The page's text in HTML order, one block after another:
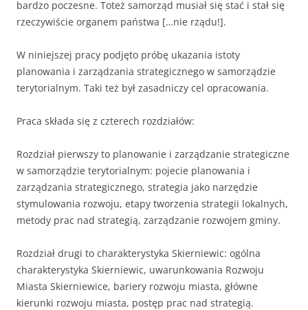
bardzo poczesne. Toteż samorząd musiał się stać i stał się
rzeczywiście organem państwa […nie rządu!].
W niniejszej pracy podjęto próbę ukazania istoty
planowania i zarządzania strategicznego w samorządzie
terytorialnym. Taki też był zasadniczy cel opracowania.
Praca składa się z czterech rozdziałów:
Rozdział pierwszy to planowanie i zarządzanie strategiczne
w samorządzie terytorialnym: pojecie planowania i
zarządzania strategicznego, strategia jako narzędzie
stymulowania rozwoju, etapy tworzenia strategii lokalnych,
metody prac nad strategią, zarządzanie rozwojem gminy.
Rozdział drugi to charakterystyka Skierniewic: ogólna
charakterystyka Skierniewic, uwarunkowania Rozwoju
Miasta Skierniewice, bariery rozwoju miasta, główne
kierunki rozwoju miasta, postęp prac nad strategią.